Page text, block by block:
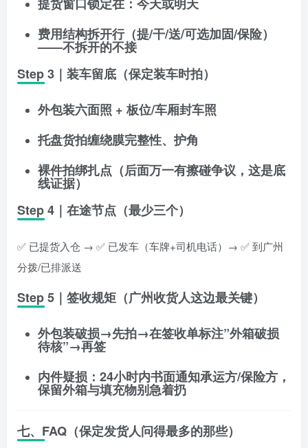
费用结构拆开行（提/干/送/可选加固/保险）
——不拆开的不接
Step 3｜装车留底（保定装车时拍）
外包装六面照 + 板位/车厢封车照
托盘货拍缠绕膜完整性、护角
裸件拍绑扎点（后面万一有擦碰争议，这是底
线证据）
Step 4｜在途节点（最少三个）
✅ 已提货入仓 → ✅ 已发车（车牌+司机电话）→ ✅ 到广州
分拨/已排派送
Step 5｜签收规矩（广州收货人这边最关键）
外包装破损→先拍→在签收单标注”外箱破损
待核”→再签
内件疑损：24小时内书面通知承运方/保险方，
保留外箱与填充物别急着扔
七、FAQ（保定发货人问得最多的那些）